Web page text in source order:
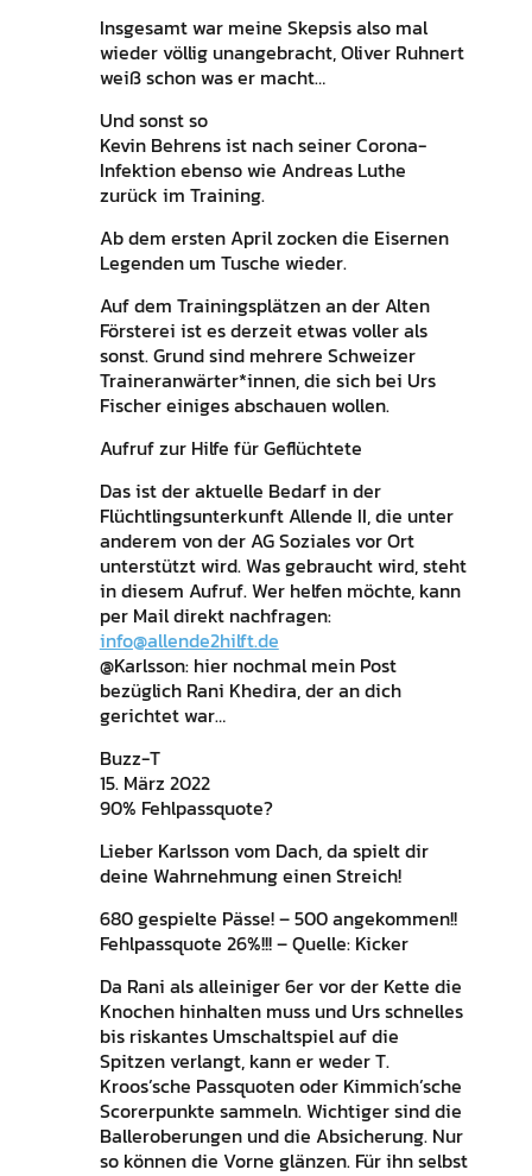
Insgesamt war meine Skepsis also mal
wieder völlig unangebracht, Oliver Ruhnert
weiß schon was er macht…
Und sonst so
Kevin Behrens ist nach seiner Corona-
Infektion ebenso wie Andreas Luthe
zurück im Training.
Ab dem ersten April zocken die Eisernen
Legenden um Tusche wieder.
Auf dem Trainingsplätzen an der Alten
Försterei ist es derzeit etwas voller als
sonst. Grund sind mehrere Schweizer
Traineranwärter*innen, die sich bei Urs
Fischer einiges abschauen wollen.
Aufruf zur Hilfe für Geflüchtete
Das ist der aktuelle Bedarf in der
Flüchtlingsunterkunft Allende II, die unter
anderem von der AG Soziales vor Ort
unterstützt wird. Was gebraucht wird, steht
in diesem Aufruf. Wer helfen möchte, kann
per Mail direkt nachfragen:
info@allende2hilft.de
@Karlsson: hier nochmal mein Post
bezüglich Rani Khedira, der an dich
gerichtet war…
Buzz-T
15. März 2022
90% Fehlpassquote?
Lieber Karlsson vom Dach, da spielt dir
deine Wahrnehmung einen Streich!
680 gespielte Pässe! – 500 angekommen!!
Fehlpassquote 26%!!! – Quelle: Kicker
Da Rani als alleiniger 6er vor der Kette die
Knochen hinhalten muss und Urs schnelles
bis riskantes Umschaltspiel auf die
Spitzen verlangt, kann er weder T.
Kroos’sche Passquoten oder Kimmich’sche
Scorerpunkte sammeln. Wichtiger sind die
Balleroberungen und die Absicherung. Nur
so können die Vorne glänzen. Für ihn selbst